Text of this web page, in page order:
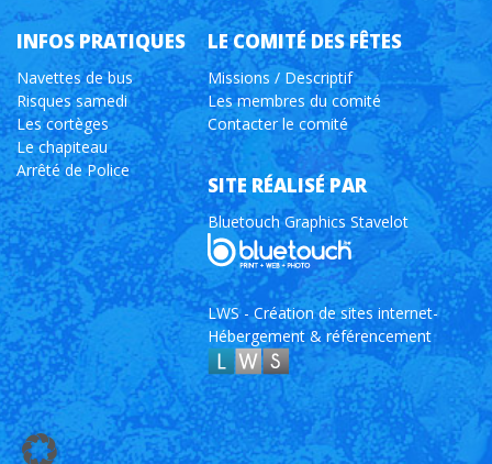
INFOS PRATIQUES
Navettes de bus
Risques samedi
Les cortèges
Le chapiteau
Arrêté de Police
LE COMITÉ DES FÊTES
Missions / Descriptif
Les membres du comité
Contacter le comité
SITE RÉALISÉ PAR
Bluetouch Graphics Stavelot
LWS - Création de sites internet-
Hébergement & référencement